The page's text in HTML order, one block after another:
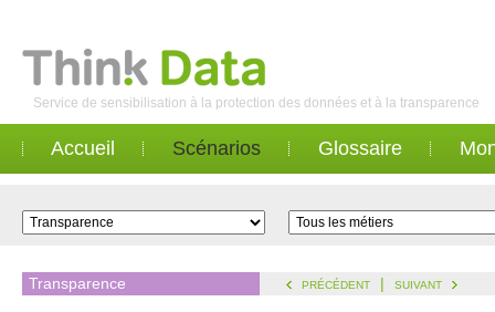
Service de sensibilisation à la protection des données et à la transparence
Accueil Scénarios Glossaire
Transparence PRÉCÉDENT | SUIVANT